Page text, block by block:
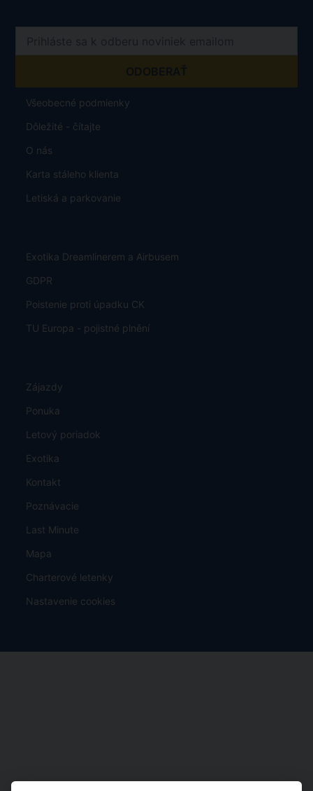
Všeobecné podmienky
Dôležité - čítajte
O nás
Karta stáleho klienta
Letiská a parkovanie
Exotika Dreamlinerem a Airbusem
GDPR
Poistenie proti úpadku CK
TU Europa - pojistné plnění
Zájazdy
Ponuka
Letový poriadok
Exotika
Kontakt
Poznávacie
Last Minute
Mapa
Charterové letenky
Nastavenie cookies